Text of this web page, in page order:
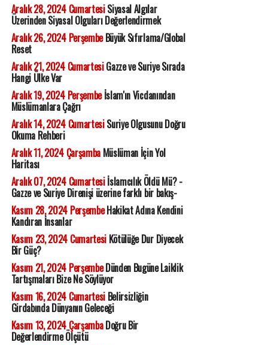
Aralık 28, 2024 CumartesiSiyasal Algılar
Üzerinden Siyasal Olguları Değerlendirmek
Aralık 26, 2024 PerşembeBüyük Sıfırlama/Global
Reset
Aralık 21, 2024 CumartesiGazze ve Suriye Sırada
Hangi Ülke Var
Aralık 19, 2024 Perşembeİslam'ın Vicdanından
Müslümanlara Çağrı
Aralık 14, 2024 CumartesiSuriye Olgusunu Doğru
Okuma Rehberi
Aralık 11, 2024 ÇarşambaMüslüman İçin Yol
Haritası
Aralık 07, 2024 Cumartesiİslamcılık Öldü Mü? -
Gazze ve Suriye Direnişi üzerine farklı bir bakış-
Kasım 28, 2024 PerşembeHakikat Adına Kendini
Kandıran İnsanlar
Kasım 23, 2024 CumartesiKötülüğe Dur Diyecek
Bir Güç?
Kasım 21, 2024 PerşembeDünden Bugüne Laiklik
Tartışmaları Bize Ne Söylüyor
Kasım 16, 2024 CumartesiBelirsizliğin
Girdabında Dünyanın Geleceği
Kasım 13, 2024 ÇarşambaDoğru Bir
Değerlendirme Ölçütü